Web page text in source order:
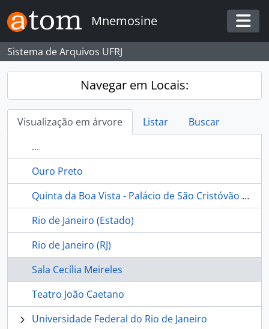
Skip to main content
Mnemosine
Sistema de Arquivos UFRJ
Navegar em Locais:
Visualização em árvore Listar
Buscar
...
Ouro Preto
Quinta da Boa Vista - Palácio de São Cristóvão - Museu Nacional - Rio de Janeiro (Brasil)
Rio de Janeiro (Estado)
Rio de Janeiro (RJ)
Sala Cecília Meireles
Teatro João Caetano
Universidade Federal do Rio de Janeiro